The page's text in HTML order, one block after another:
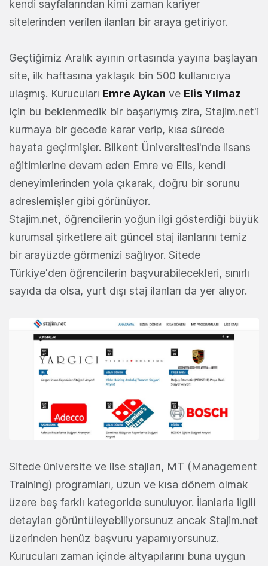
kendi sayfalarından kimi zaman kariyer
sitelerinden verilen ilanları bir araya getiriyor.
Geçtiğimiz Aralık ayının ortasında yayına başlayan
site, ilk haftasına yaklaşık bin 500 kullanıcıya
ulaşmış. Kurucuları Emre Aykan ve Elis Yılmaz
için bu beklenmedik bir başarıymış zira, Stajim.net'i
kurmaya bir gecede karar verip, kısa sürede
hayata geçirmişler. Bilkent Üniversitesi'nde lisans
eğitimlerine devam eden Emre ve Elis, kendi
deneyimlerinden yola çıkarak, doğru bir sorunu
adreslemişler gibi görünüyor.
Stajim.net, öğrencilerin yoğun ilgi gösterdiği büyük
kurumsal şirketlere ait güncel staj ilanlarını temiz
bir arayüzde görmenizi sağlıyor. Sitede
Türkiye'den öğrencilerin başvurabilecekleri, sınırlı
sayıda da olsa, yurt dışı staj ilanları da yer alıyor.
Sitede üniversite ve lise stajları, MT (Management
Training) programları, uzun ve kısa dönem olmak
üzere beş farklı kategoride sunuluyor. İlanlarla ilgili
detayları görüntüleyebiliyorsunuz ancak Stajim.net
üzerinden henüz başvuru yapamıyorsunuz.
Kurucuları zaman içinde altyapılarını buna uygun